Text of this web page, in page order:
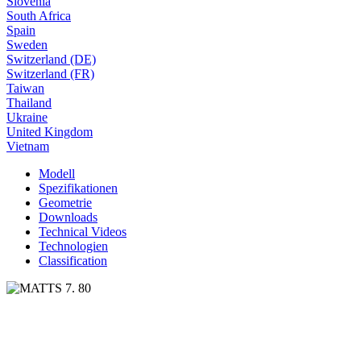
South Africa
Spain
Sweden
Switzerland (DE)
Switzerland (FR)
Taiwan
Thailand
Ukraine
United Kingdom
Vietnam
Modell
Spezifikationen
Geometrie
Downloads
Technical Videos
Technologien
Classification